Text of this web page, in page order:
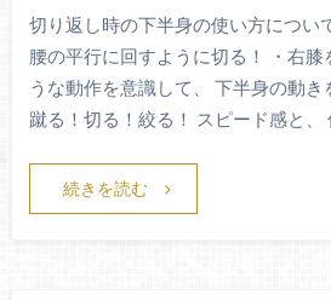
切り返し時の下半身の使い方につい
腰の平行に回すように切る！ ・右膝
うな動作を意識して、 下半身の動き
蹴る！切る！絞る！ スピード感と
続きを読む